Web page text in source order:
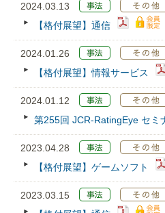
2024.03.13
【格付展望】通信
2024.01.26
【格付展望】情報サービス
2024.01.12
第255回 JCR‐RatingEye セミ
2023.04.28
【格付展望】ゲームソフト
2023.03.15